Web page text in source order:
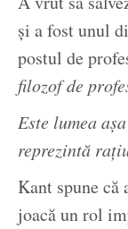
și a fost unul
postul de
filozof de
Este lumea
reprezintă
Kant spune
joacă un rol